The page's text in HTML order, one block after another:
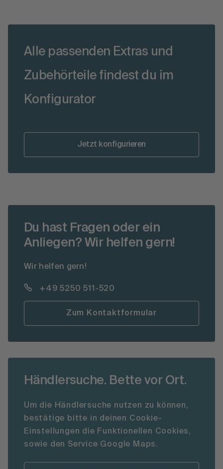
Alle passenden Extras und
Zubehörteile findest du im
Konfigurator
Jetzt konfigurieren
Du hast Fragen oder ein
Anliegen? Wir helfen gern!
Wir helfen gern!
+49 5250 511-520
Zum Kontaktformular
Händlersuche. Bette vor Ort.
Um die Händlersuche nutzen zu können,
bestätige bitte in deinen Cookie-
Einstellungen die Funktionellen Cookies,
sowie den Service Google Maps.